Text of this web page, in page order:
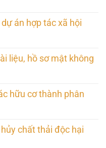
án hợp tác xã hội
liệu, hồ sơ mật không
hữu cơ thành phân
chất thải độc hại